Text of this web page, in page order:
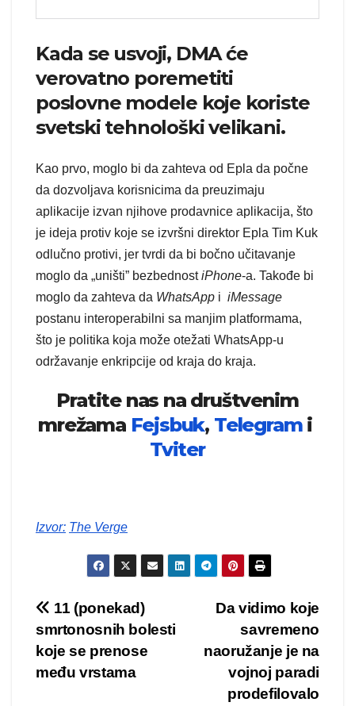
Kada se usvoji, DMA će
verovatno poremetiti
poslovne modele koje koriste
svetski tehnološki velikani.
Kao prvo, moglo bi da zahteva od Epla da počne
da dozvoljava korisnicima da preuzimaju
aplikacije izvan njihove prodavnice aplikacija, što
je ideja protiv koje se izvršni direktor Epla Tim Kuk
odlučno protivi, jer tvrdi da bi bočno učitavanje
moglo da „uništi” bezbednostiPhone-a. Takođe bi
moglo da zahteva da WhatsApp i iMessage
postanu interoperabilni sa manjim platformama,
što je politika koja može otežati WhatsApp-u
održavanje enkripcije od kraja do kraja.
Pratite nas na društvenim
mrežama Fejsbuk, Telegrami
Tviter
Izvor: The Verge
Kretanje
članka
Da vidimo koje
savremeno
naoružanje je na
vojnoj paradi
prodefilovalo
11 (ponekad)
smrtonosnih bolesti
koje se prenose
među vrstama